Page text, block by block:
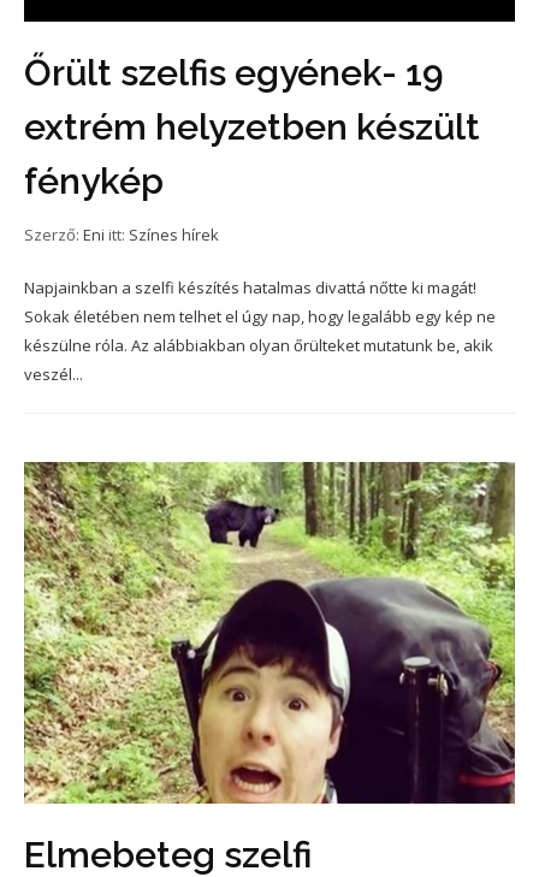
Őrült szelfis egyének- 19
extrém helyzetben készült
fénykép
Szerző: Eni itt: Színes hírek
Napjainkban a szelfi készítés hatalmas divattá nőtte ki magát!
Sokak életében nem telhet el úgy nap, hogy legalább egy kép ne
készülne róla. Az alábbiakban olyan őrülteket mutatunk be, akik
veszél...
Elmebeteg szelfi